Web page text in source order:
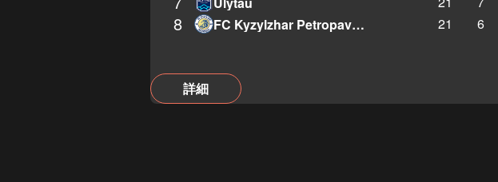
8 FC Kyzylzhar Petropavlovsk 21 6
詳細